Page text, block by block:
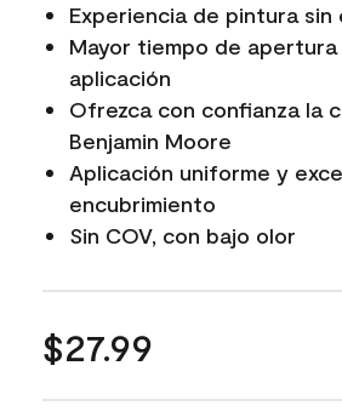
Experiencia de pintura sin
Mayor tiempo de
aplicación
Ofrezca con confianza la
Benjamin Moore
Aplicación uniforme y
encubrimiento
Sin COV, con bajo olor
$27.99